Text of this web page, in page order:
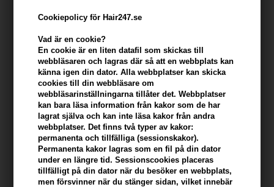
Cookiepolicy för Hair247.se
Vad är en cookie?
En cookie är en liten datafil som skickas till
webbläsaren och lagras där så att en webbplats kan
känna igen din dator. Alla webbplatser kan skicka
cookies till din webbläsare om
webbläsarinställningarna tillåter det. Webbplatser
kan bara läsa information från kakor som de har
lagrat själva och kan inte läsa kakor från andra
webbplatser. Det finns två typer av kakor:
permanenta och tillfälliga (sessionskakor).
Permanenta kakor lagras som en fil på din dator
under en längre tid. Sessionscookies placeras
tillfälligt på din dator när du besöker en webbplats,
men försvinner när du stänger sidan, vilket innebär
Beskrivning Recensioner Tillverkare
Waterclouds The Dude Beach Bum Tonic är en mångsidig hårspray
speciellt utformad för män som vill uppnå en stilren och välskött
frisyr. Inspirerad av 1950-talets klassiska barbershops med en
modern twist, erbjuder denna produkt en kombination av stil och
Egenskaper